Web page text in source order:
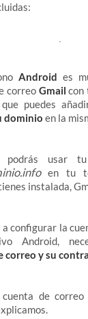
Android es
correo Gmail con
puedes
dominio en la
usar
en tu
instalada,
configurar la
Android,
correo y su
de correo